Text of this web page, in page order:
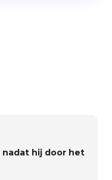
nadat hij door het